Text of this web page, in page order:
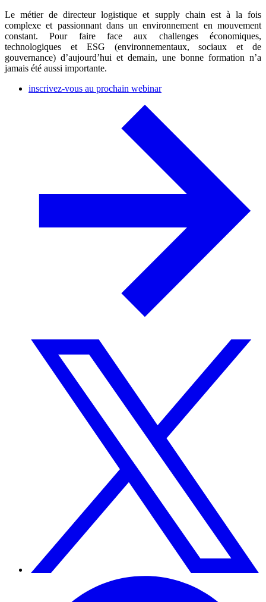
Le métier de directeur logistique et supply chain est à la fois
complexe et passionnant dans un environnement en mouvement
constant. Pour faire face aux challenges économiques,
technologiques et ESG (environnementaux, sociaux et de
gouvernance) d’aujourd’hui et demain, une bonne formation n’a
jamais été aussi importante.
inscrivez-vous au prochain webinar